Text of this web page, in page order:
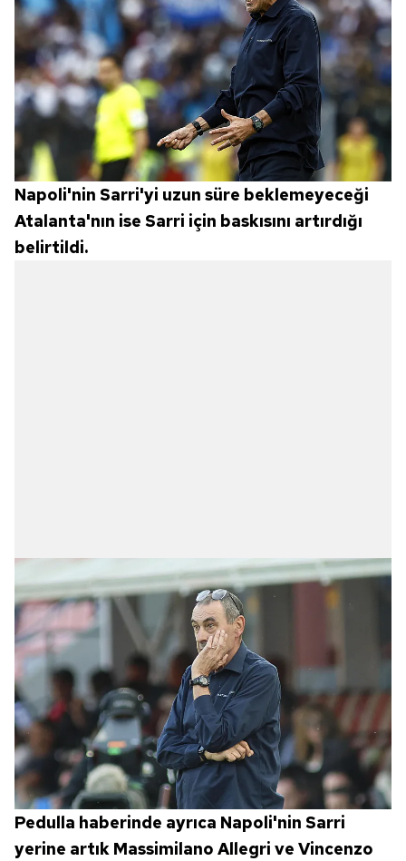
Napoli'nin Sarri'yi uzun süre beklemeyeceği
Atalanta'nın ise Sarri için baskısını artırdığı
belirtildi.
Pedulla haberinde ayrıca Napoli'nin Sarri
yerine artık Massimilano Allegri ve Vincenzo